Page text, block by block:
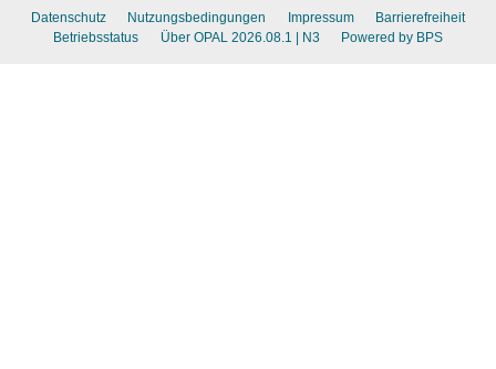
Datenschutz Nutzungsbedingungen Impressum
Barrierefreiheit
Betriebsstatus
Über OPAL 2026.08.1 | N3 Powered by BPS